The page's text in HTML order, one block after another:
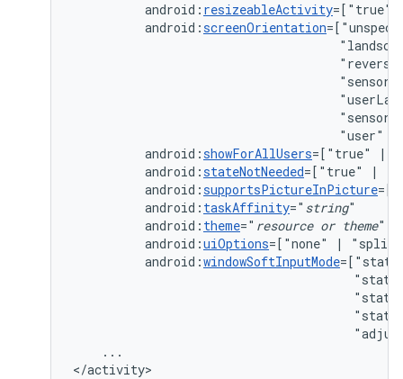
android: resizeableActivity=["true"
android:screenOrientation
"sensor"
"user"
android:showForAllUsers=["true"
|
android:stateNotNeeded=["true"
|
android:supportsPictureInPicture
android: taskAffinity=" string
android: theme=" resource or theme
android:uiOptions=["none"
|
android:windowSoftInputMode
...
</activity>